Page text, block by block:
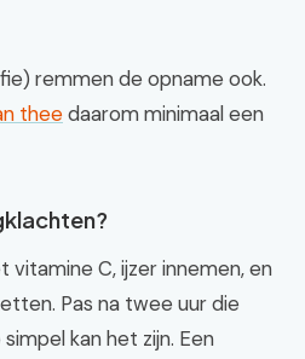
remmen de opname ook.
theedaarom minimaal een
vitamine C, ijzer innemen, en
Pas na twee uur die
kan het zijn. Een